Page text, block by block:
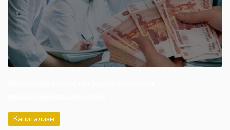
Капитализм